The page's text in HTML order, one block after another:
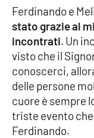
LAC
NETWORK
Lacplay.it
Lactv.it
Laconair.it
Ferdinando e
stato grazie al
incontrati. Un
visto che il
conoscerci,
delle persone
cuore è sempre
triste evento
Ferdinando.